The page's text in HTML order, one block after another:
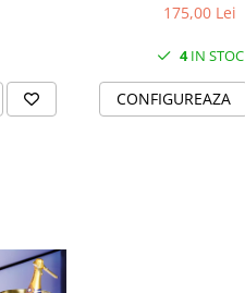
175,00 Lei
4IN STOC
CONFIGUREAZA